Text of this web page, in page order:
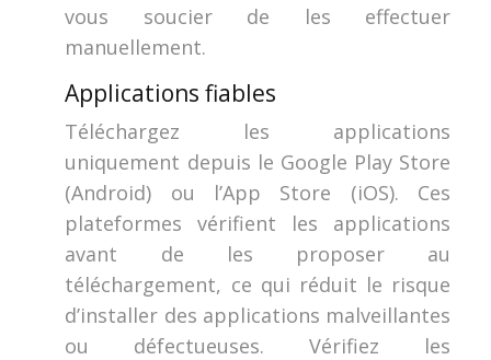
vous soucier de les effectuer
manuellement.
Applications fiables
Téléchargez les applications
uniquement depuis le Google Play Store
(Android) ou l’App Store (iOS). Ces
plateformes vérifient les applications
avant de les proposer au
téléchargement, ce qui réduit le risque
d’installer des applications malveillantes
ou défectueuses. Vérifiez les